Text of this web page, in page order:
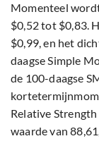
Momenteel
$0,52 tot $0,83.
$0,99, en het
daagse Simple
de 100-daagse
Relative Strength
waarde van